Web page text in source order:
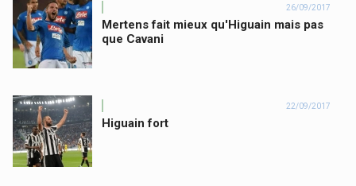
26/09/2017
Mertens fait mieux qu'Higuain mais pas
que Cavani
22/09/2017
Higuain fort